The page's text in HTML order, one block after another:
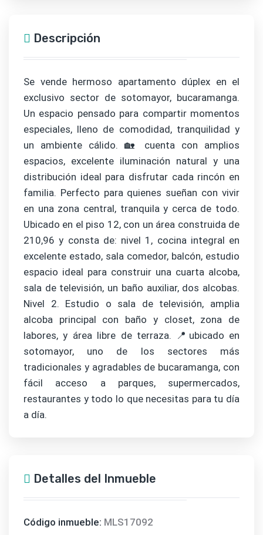
Descripción
Se vende hermoso apartamento dúplex en el
exclusivo sector de sotomayor, bucaramanga.
Un espacio pensado para compartir momentos
especiales, lleno de comodidad, tranquilidad y
un ambiente cálido. 🏡 cuenta con amplios
espacios, excelente iluminación natural y una
distribución ideal para disfrutar cada rincón en
familia. Perfecto para quienes sueñan con vivir
en una zona central, tranquila y cerca de todo.
Ubicado en el piso 12, con un área construida de
210,96 y consta de: nivel 1, cocina integral en
excelente estado, sala comedor, balcón, estudio
espacio ideal para construir una cuarta alcoba,
sala de televisión, un baño auxiliar, dos alcobas.
Nivel 2. Estudio o sala de televisión, amplia
alcoba principal con baño y closet, zona de
labores, y área libre de terraza. 📍ubicado en
sotomayor, uno de los sectores más
tradicionales y agradables de bucaramanga, con
fácil acceso a parques, supermercados,
restaurantes y todo lo que necesitas para tu día
a día.
Detalles del Inmueble
Código inmueble: MLS17092